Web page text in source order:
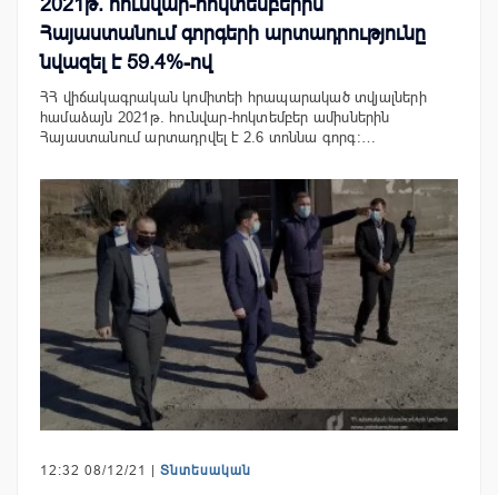
Հայաստանում գորգերի արտադրությունը
նվազել է 59.4%-ով
ՀՀ վիճակագրական կոմիտեի հրապարակած տվյալների
համաձայն 2021թ. հունվար-հոկտեմբեր ամիսներին
Հայաստանում արտադրվել է 2.6 տոննա գորգ։…
12:32 08/12/21 | Տնտեսական